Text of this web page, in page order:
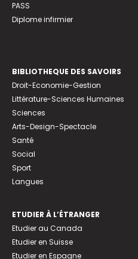
PASS
Diplome infirmier
BIBLIOTHEQUE DES SAVOIRS
Droit-Economie-Gestion
Littérature-Sciences Humaines
Sciences
Arts-Design-Spectacle
Santé
Social
Sport
Langues
ETUDIER À L’ÉTRANGER
Etudier au Canada
Etudier en Suisse
Etudier en Espagne